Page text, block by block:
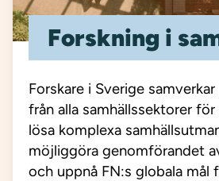
Forskning i
Forskare i Sverige
från alla samhällssektorer
lösa komplexa
möjliggöra genomförandet
och uppnå FN:s globala mål